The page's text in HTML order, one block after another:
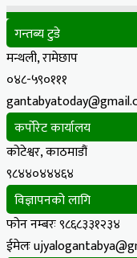
गन्तब्य टुडे
मन्थली, रामेछाप
०४८-५९०१११
कर्पोरेट कार्यालय
कोटेश्वर, काठमाडौं
९८४४०४४४६४
विज्ञापनको लागि
फोन नम्बरः ९८६८३३१२३४
ईमेलः